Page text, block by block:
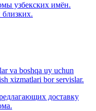
узбекских имён.
va boshqa uy uchun
xizmatlari bor servislar.
доставку